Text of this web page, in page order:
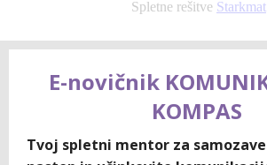
Spletne rešitve Starkmat